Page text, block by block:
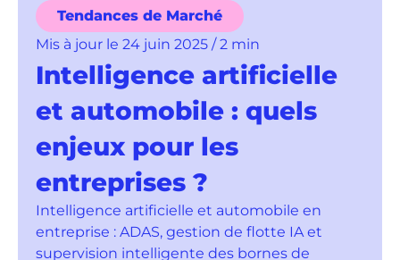
Tendances de Marché
Mis à jour le 24 juin 2025 / 2 min
Intelligence artificielle
et automobile : quels
enjeux pour les
entreprises ?
Intelligence artificielle et automobile en
entreprise : ADAS, gestion de flotte IA et
supervision intelligente des bornes de